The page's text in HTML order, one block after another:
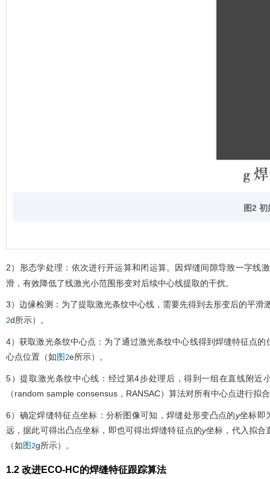
图2
2）形态学处理：依次进行开运算和闭运算。因焊缝间隙导致一字线
滑，有效降低了线激光小范围形变对后续中心线提取的干扰。
3）边缘检测：为了提取激光条纹中心线，需要先得到去形变后的平
2d所示）。
4）获取激光条纹中心点：为了通过激光条纹中心线得到焊缝特征点
心点位置（如 图2e所示）。
5）提取激光条纹中心线：经过第4步处理后，得到一组在直线附
（random sample consensus，RANSAC）算法对所有中心点进行
6）确定焊缝特征点坐标：分析图像可知，焊缝处形变凸点的y坐标即
远，据此可得出凸点坐标，即也可得出焊缝特征点的y坐标，代入拟合
（如 图2g所示）。
1.2 改进ECO-HC的焊缝特征跟踪算法